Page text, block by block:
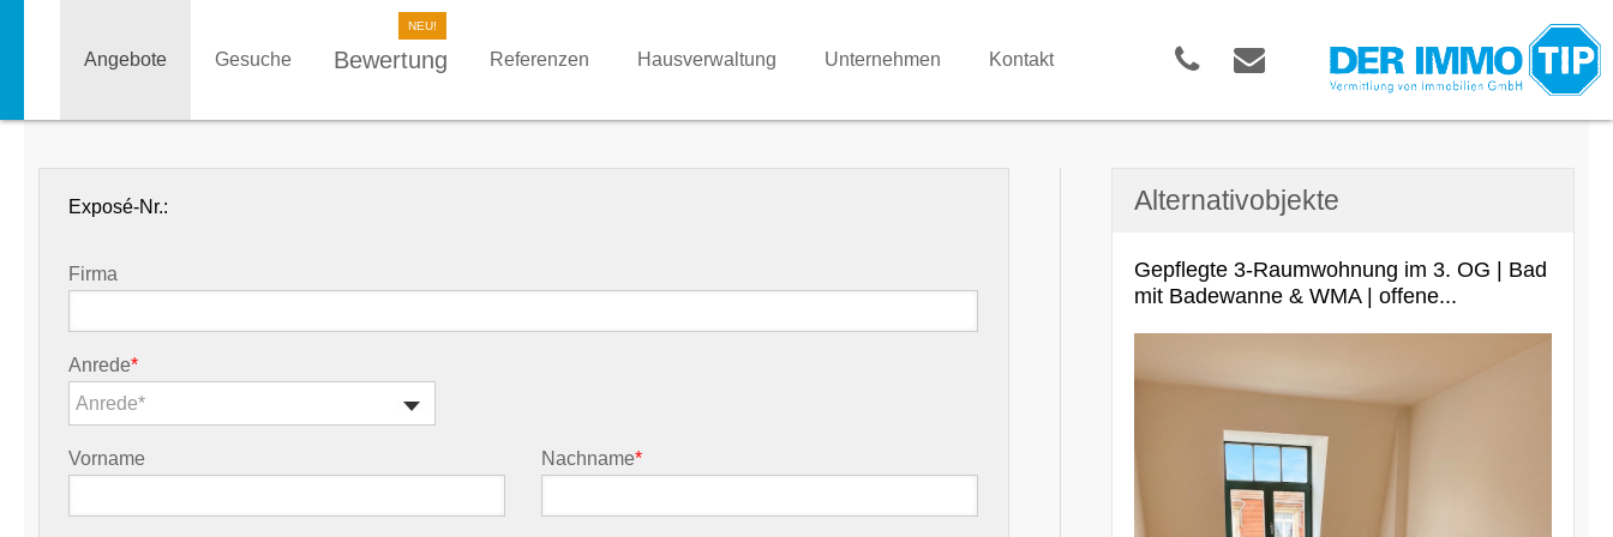
Angebote Gesuche Bewertung Referenzen Hausverwaltung Unternehmen Kontakt
Exposé-Nr.:
Firma
Anrede*
Anrede*
Vorname Nachname*
Alternativobjekte
Gepflegte 3-Raumwohnung im 3. OG | Bad
mit Badewanne & WMA | offene...